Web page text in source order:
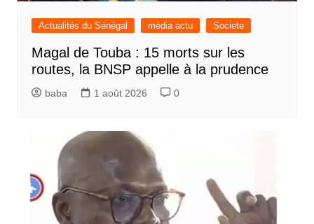
Actualités du Sénégal média actu Societe
Magal de Touba : 15 morts sur les
routes, la BNSP appelle à la prudence
baba 1 août 2026 0